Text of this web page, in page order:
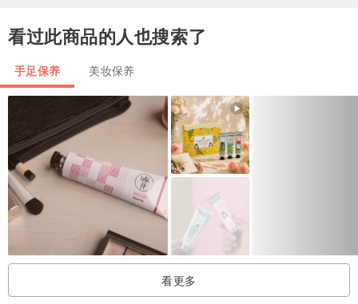
康福护足霜50g
主要成份：荷荷芭油、小麦胚芽甘油脂、小黄瓜萃取液、尿囊素、
Na-PCA、薰衣草、洋甘菊、迷迭香、玫瑰天竺葵、埃及天竺葵、乳
看过此商品的人也搜索了
手足保养 美妆保养
看更多